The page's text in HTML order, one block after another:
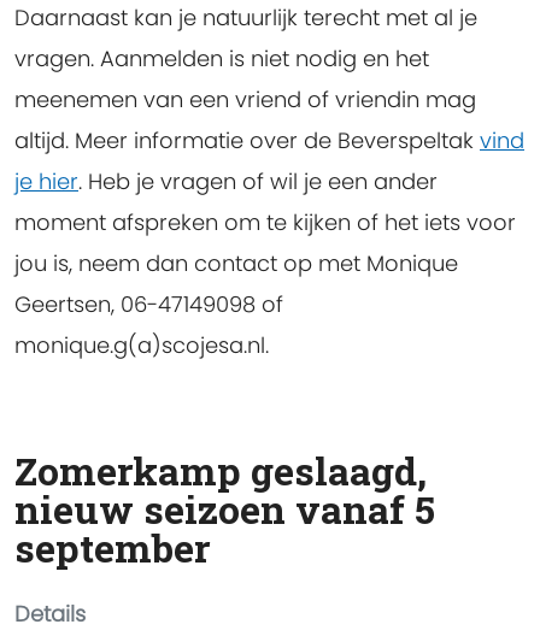
Daarnaast kan je natuurlijk terecht met al je
vragen. Aanmelden is niet nodig en het
meenemen van een vriend of vriendin mag
altijd. Meer informatie over de Beverspeltak vind
je hier. Heb je vragen of wil je een ander
moment afspreken om te kijken of het iets voor
jou is, neem dan contact op met Monique
Geertsen, 06-47149098 of
monique.g(a)scojesa.nl.
Zomerkamp geslaagd,
nieuw seizoen vanaf 5
september
Details